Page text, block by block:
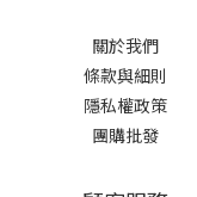
關於我們
條款與細則
隱私權政策
團購批發